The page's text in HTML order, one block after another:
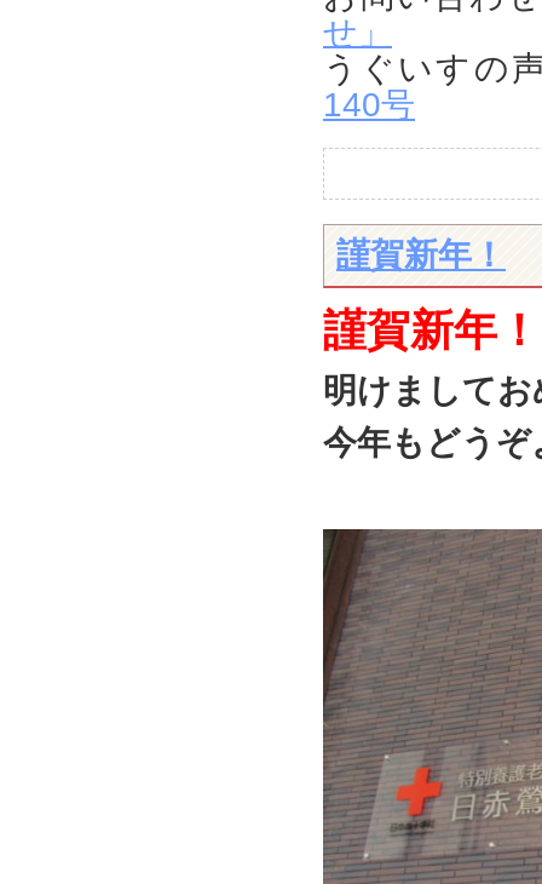
せ」
うぐいす
140号
謹賀新年！
謹賀新年
明けまして
今年もどう